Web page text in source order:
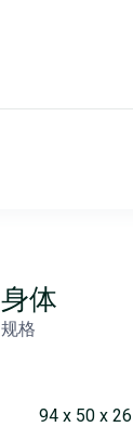
身体
规格
94 x 50 x